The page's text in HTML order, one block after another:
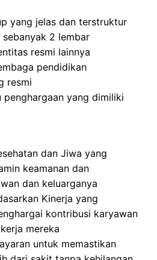
yang jelas dan terstruktur
2 lembar
resmi lainnya
pendidikan
resmi
penghargaan yang dimiliki
dan Jiwa yang
keamanan dan
dan keluarganya
Kinerja yang
kontribusi karyawan
mereka
untuk memastikan